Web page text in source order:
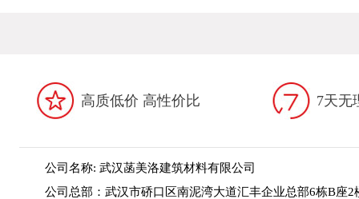
高质低价 高性价比 7天无
公司名称: 武汉菡美洛建筑材料有限公司
公司总部：武汉市硚口区南泥湾大道汇丰企业总部6栋B座2